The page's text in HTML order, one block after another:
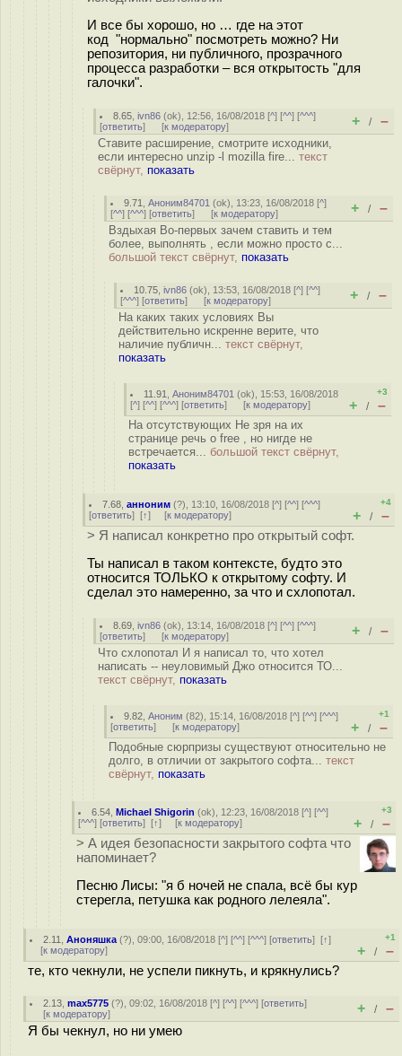
И все бы хорошо, но … где на этот
код "нормально" посмотреть можно? Ни
репозитория, ни публичного, прозрачного
процесса разработки – вся открытость "для
галочки".
8.65 ,ivn86 (ok), 12:56, 16/08/2018 [^] [^^] [^^^]
[ответить] [к модератору] + / –
Ставите расширение, смотрите исходники,
если интересно unzip -l mozilla fire... текст
свёрнут, показать
9.71 ,Аноним84701 (ok), 13:23, 16/08/2018 [^]
[^^] [^^^] [ответить] [к модератору] + / –
Вздыхая Во-первых зачем ставить и тем
более, выполнять , если можно просто с...
большой текст свёрнут, показать
10.75 ,ivn86 (ok), 13:53, 16/08/2018 [^] [^^]
[^^^] [ответить] [к модератору] + / –
На каких таких условиях Вы
действительно искренне верите, что
наличие публичн... текст свёрнут,
показать
11.91 ,Аноним84701 (ok), 15:53, 16/08/2018
[^] [^^] [^^^] [ответить] [к модератору]
+3
+ / –
На отсутствующих Не зря на их
странице речь о free , но нигде не
встречается... большой текст свёрнут,
показать
7.68 ,анноним (?), 13:10, 16/08/2018 [^] [^^] [^^^]
[ответить] [↑] [к модератору]
+4
+ / –
> Я написал конкретно про открытый софт.
Ты написал в таком контексте, будто это
относится ТОЛЬКО к открытому софту. И
сделал это намеренно, за что и схлопотал.
8.69 ,ivn86 (ok), 13:14, 16/08/2018 [^] [^^] [^^^]
[ответить] [к модератору] + / –
Что схлопотал И я написал то, что хотел
написать -- неуловимый Джо относится ТО...
текст свёрнут, показать
9.82 ,Аноним (82), 15:14, 16/08/2018 [^] [^^] [^^^]
[ответить] [к модератору]
+1
+ / –
Подобные сюрпризы существуют относительно не
долго, в отличии от закрытого софта... текст
свёрнут, показать
6.54 ,Michael Shigorin (ok), 12:23, 16/08/2018 [^] [^^]
[^^^] [ответить] [↑] [к модератору]
+3
+ / –
> А идея безопасности закрытого софта что
напоминает?
Песню Лисы: "я б ночей не спала, всё бы кур
стерегла, петушка как родного лелеяла".
2.11 ,Аноняшка (?), 09:00, 16/08/2018 [^] [^^] [^^^] [ответить][↑]
[к модератору]
+1
+ / –
те, кто чекнули, не успели пикнуть, и крякнулись?
2.13 ,max5775 (?), 09:02, 16/08/2018 [^] [^^] [^^^] [ответить]
[к модератору] + / –
Я бы чекнул, но ни умею